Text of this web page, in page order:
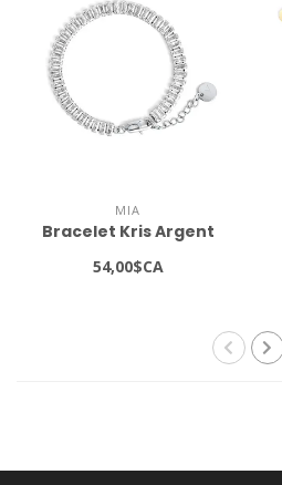
MIA
Bracelet Kris Argent
54,00$CA